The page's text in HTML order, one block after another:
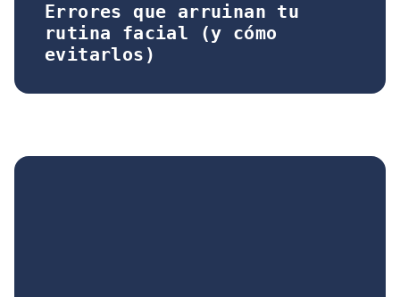
Errores que arruinan tu
rutina facial (y cómo
evitarlos)